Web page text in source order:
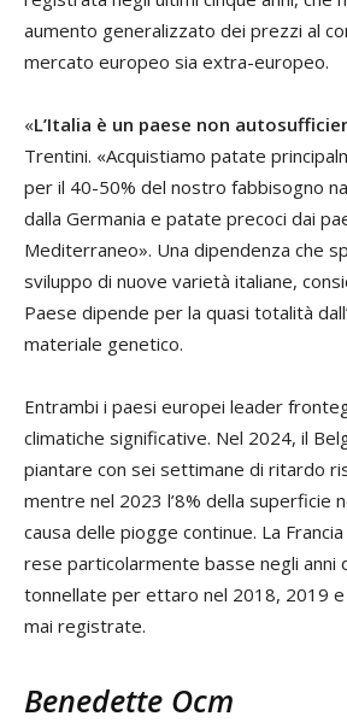
aumento generalizzato dei prezzi al
mercato europeo sia extra-europeo.
«L’Italia è un paese non
Trentini. «Acquistiamo patate
per il 40-50% del nostro fabbisogno
dalla Germania e patate precoci dai
Mediterraneo». Una dipendenza che
sviluppo di nuove varietà italiane,
Paese dipende per la quasi totalità
materiale genetico.
Entrambi i paesi europei leader
climatiche significative. Nel 2024, il
piantare con sei settimane di ritardo
mentre nel 2023 l’8% della superficie
causa delle piogge continue. La
rese particolarmente basse negli anni
tonnellate per ettaro nel 2018, 2019
mai registrate.
Benedette Ocm